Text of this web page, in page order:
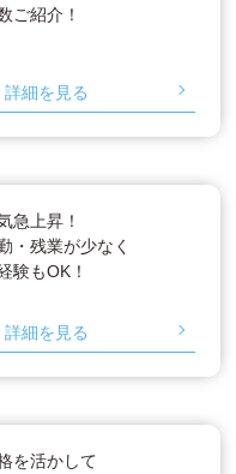
ご紹介！
詳細を見る
急上昇！
・残業が少なく
験もOK！
詳細を見る
を活かして